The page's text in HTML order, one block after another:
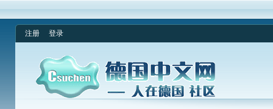
注册 登录